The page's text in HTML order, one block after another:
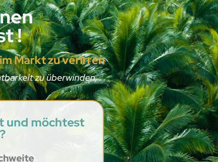
!
Markt zu verirren
zu überwinden,
und möchtest